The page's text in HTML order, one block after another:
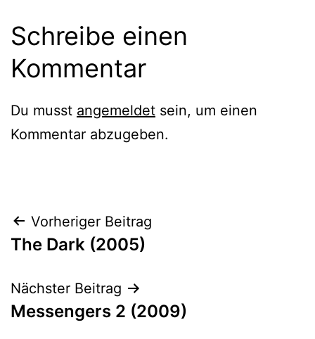
Schreibe einen
Kommentar
Du musst angemeldet sein, um einen
Kommentar abzugeben.
Beitragsnavigation
Vorheriger Beitrag
The Dark (2005)
Nächster Beitrag
Messengers 2 (2009)